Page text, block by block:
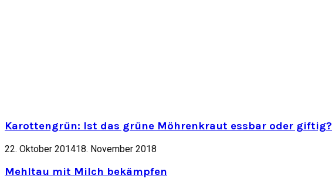
Karottengrün: Ist das grüne Möhrenkraut essbar oder giftig?
22. Oktober 201418. November 2018
Mehltau mit Milch bekämpfen